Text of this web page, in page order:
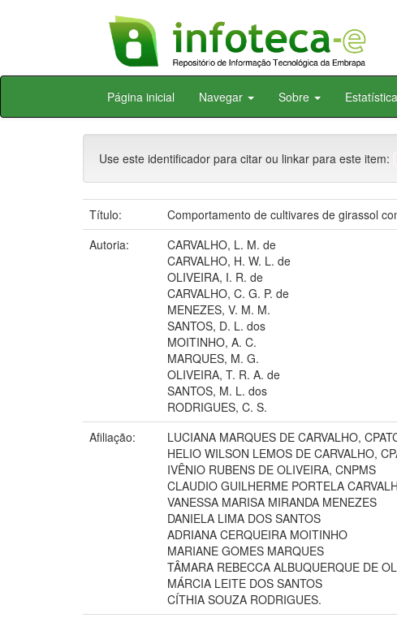
Skip
Página inicial Navegar Sobre
Use este identificador para citar ou linkar para este item:
Título:
Comportamento de cultivares de girassol
Autoria:
CARVALHO, L. M. de
CARVALHO, H. W. L. de
OLIVEIRA, I. R. de
CARVALHO, C. G. P. de
MENEZES, V. M. M.
SANTOS, D. L. dos
MOITINHO, A. C.
MARQUES, M. G.
OLIVEIRA, T. R. A. de
SANTOS, M. L. dos
RODRIGUES, C. S.
Afiliação:
LUCIANA MARQUES DE CARVALHO,
HELIO WILSON LEMOS DE CARVALHO,
IVÊNIO RUBENS DE OLIVEIRA, CNPMS
CLAUDIO GUILHERME PORTELA
VANESSA MARISA MIRANDA MENEZES
DANIELA LIMA DOS SANTOS
ADRIANA CERQUEIRA MOITINHO
MARIANE GOMES MARQUES
TÂMARA REBECCA ALBUQUERQUE DE
MÁRCIA LEITE DOS SANTOS
CÍTHIA SOUZA RODRIGUES.